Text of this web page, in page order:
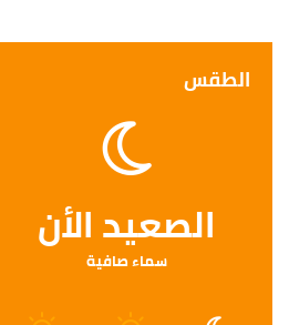
الطقس
الصعيد الأن
سماء صافية